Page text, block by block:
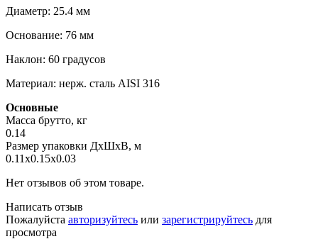
Диаметр: 25.4 мм
Основание: 76 мм
Наклон: 60 градусов
Материал: нерж. сталь AISI 316
Основные
Масса брутто, кг
0.14
Размер упаковки ДхШхВ, м
0.11x0.15x0.03
Нет отзывов об этом товаре.
Написать отзыв
Пожалуйста авторизуйтесь или зарегистрируйтесь для
просмотра